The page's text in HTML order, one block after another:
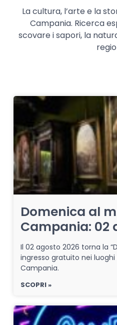
La cultura, l’arte e la
Campania. Ricerca
scovare i sapori, la
Domenica al
Campania: 02
Il 02 agosto 2026 torna la
ingresso gratuito nei
Campania.
SCOPRI »